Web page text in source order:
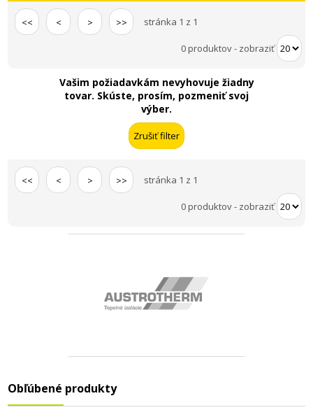
<< < > >> stránka 1 z 1
0 produktov- zobraziť
Vašim požiadavkám nevyhovuje žiadny
tovar. Skúste, prosím, pozmeniť svoj
výber.
<< < > >> stránka 1 z 1
0 produktov- zobraziť
Obľúbené produkty